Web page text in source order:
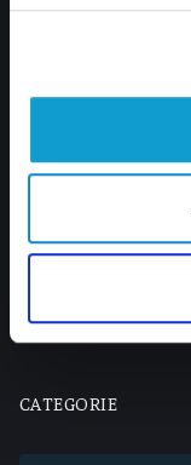
info@veratv.it
CATEGORIE